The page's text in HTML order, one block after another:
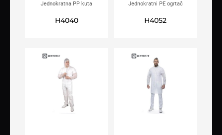
Jednokratna PP kuta
H4040
Jednokratni PE ogrtač
H4052